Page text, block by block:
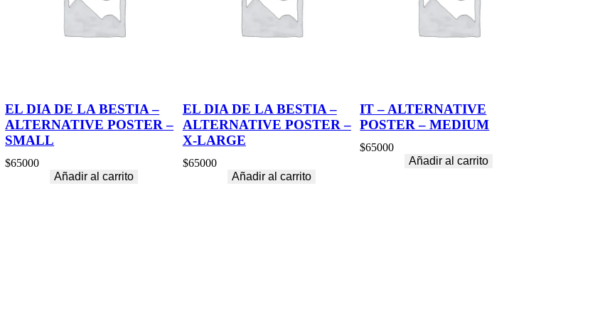
EL DIA DE LA BESTIA –
ALTERNATIVE POSTER –
SMALL
$65000
Añadir al carrito
EL DIA DE LA BESTIA –
ALTERNATIVE POSTER –
X-LARGE
$65000
Añadir al carrito
IT – ALTERNATIVE
POSTER – MEDIUM
$65000
Añadir al carrito